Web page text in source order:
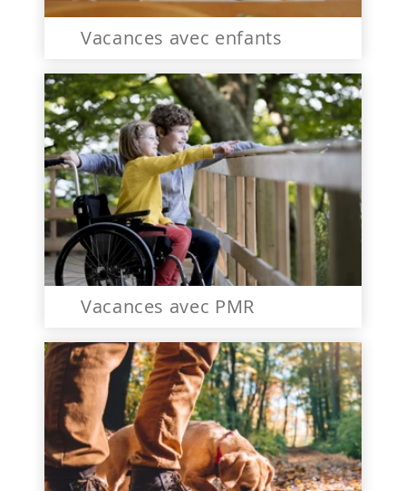
Vacances avec enfants
Vacances avec PMR